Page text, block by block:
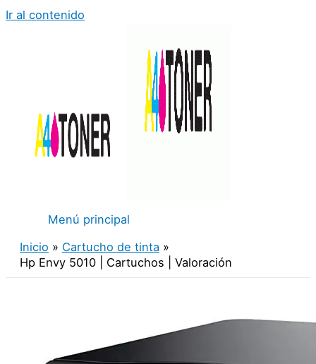
Ir al contenido
Menú principal
Inicio
Cartucho de tinta
Hp Envy 5010 | Cartuchos | Valoración